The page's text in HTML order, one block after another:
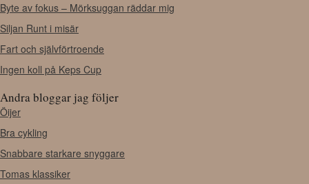
Byte av fokus – Mörksuggan räddar mig
Siljan Runt i misär
Fart och självförtroende
Ingen koll på Keps Cup
Andra bloggar jag följer
Öijer
Bra cykling
Snabbare starkare snyggare
Tomas klassiker